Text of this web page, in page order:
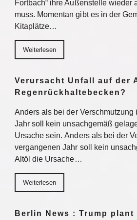
Fortbach“ ihre Außenstelle wieder
muss. Momentan gibt es in der
Kitaplätze…
Weiterlesen
Verursacht Unfall auf der
Regenrückhaltebecken?
Anders als bei der Verschmutzung
Jahr soll kein unsachgemäß
Ursache sein. Anders als bei der
vergangenen Jahr soll kein
Altöl die Ursache…
Weiterlesen
Berlin News : Trump plant